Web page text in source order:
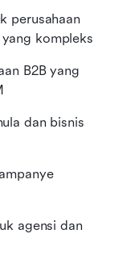
perusahaan
kompleks
B2B yang
dan bisnis
agensi dan